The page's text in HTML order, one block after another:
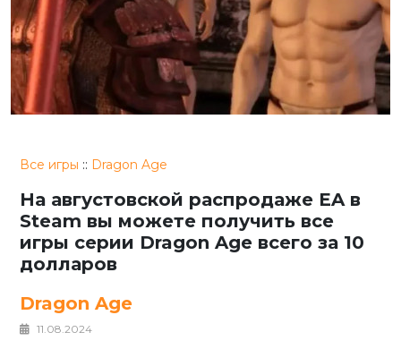
Все игры :: Dragon Age
На августовской распродаже EA в
Steam вы можете получить все
игры серии Dragon Age всего за 10
долларов
Dragon Age
11.08.2024